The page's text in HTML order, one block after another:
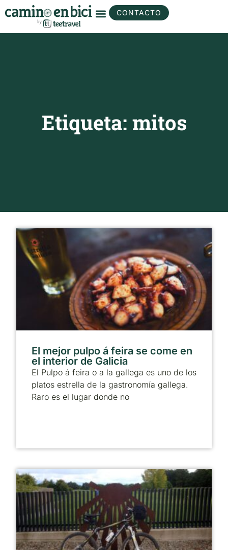
CONTACTO
Etiqueta: mitos
El mejor pulpo á feira se come en
el interior de Galicia
El Pulpo á feira o a la gallega es uno de los
platos estrella de la gastronomía gallega.
Raro es el lugar donde no